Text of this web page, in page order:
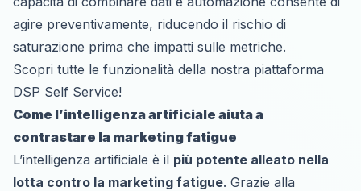
agire preventivamente, riducendo il rischio di
saturazione prima che impatti sulle metriche.
Scopri tutte le funzionalità della nostra piattaforma
DSP Self Service!
Come l’intelligenza artificiale aiuta a
contrastare la marketing fatigue
L’intelligenza artificiale è il più potente alleato nella
lotta contro la marketing fatigue. Grazie alla